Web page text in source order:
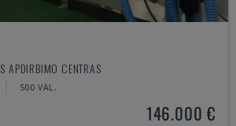
APDIRBIMO CENTRAS
500 VAL.
146.000 €